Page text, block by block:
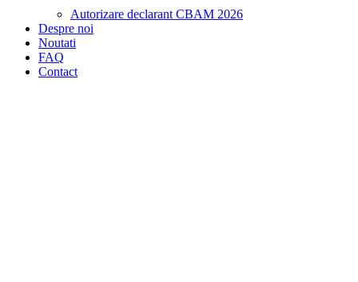
Autorizare declarant CBAM 2026
Despre noi
Noutati
FAQ
Contact